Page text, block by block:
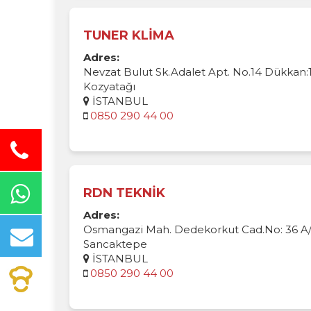
TUNER KLİMA
Adres:
Nevzat Bulut Sk.Adalet Apt. No.14
Kozyatağı
İSTANBUL
0850 290 44 00
RDN TEKNİK
Adres:
Osmangazi Mah. Dedekorkut Cad.No: 36
Sancaktepe
İSTANBUL
0850 290 44 00